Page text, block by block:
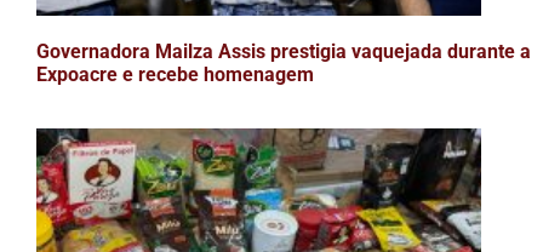
Governadora Mailza Assis prestigia vaquejada durante a
Expoacre e recebe homenagem